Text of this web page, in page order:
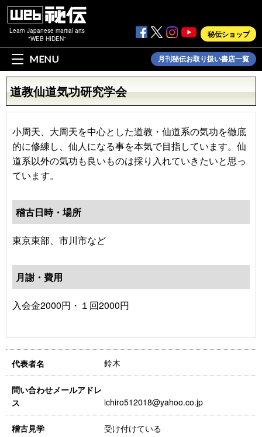
Learn Japanese martial arts
"WEB HIDEN"
秘伝ショップ
MENU 月刊秘伝お取り扱い書店一覧
道教仙道気功研究学会
小周天、大周天を中心とした道教・仙道系の気功を徹底
的に修練し、仙人になる事を本気で目指しています。仙
道系以外の気功も良いものは採り入れていきたいと思っ
ています。
稽古日時・場所
東京東部、市川市など
月謝・費用
入会金2000円・１回2000円
代表者名 鈴木
問い合わせメールアドレ
ス
ichiro512018@yahoo.co.jp
稽古見学 受け付けている